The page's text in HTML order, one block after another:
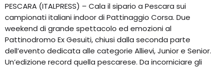
PESCARA (ITALPRESS) – Cala il sipario a Pescara sui
campionati italiani indoor di Pattinaggio Corsa. Due
weekend di grande spettacolo ed emozioni al
Pattinodromo Ex Gesuiti, chiusi dalla seconda parte
dell’evento dedicata alle categorie Allievi, Junior e Senior.
Un’edizione record quella pescarese. Da incorniciare gli